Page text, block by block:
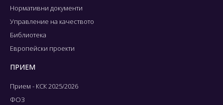
Нормативни документи
Управление на качеството
Библиотека
Европейски проекти
ПРИЕМ
Прием - КСК 2025/2026
ФОЗ